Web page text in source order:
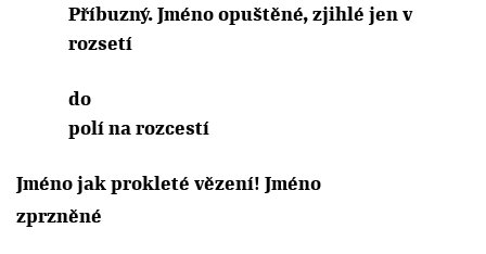
Příbuzný. Jméno opuštěné, zjihlé jen v
rozsetí
do
polí na rozcestí
Jméno jak prokleté vězení! Jméno
zprzněné